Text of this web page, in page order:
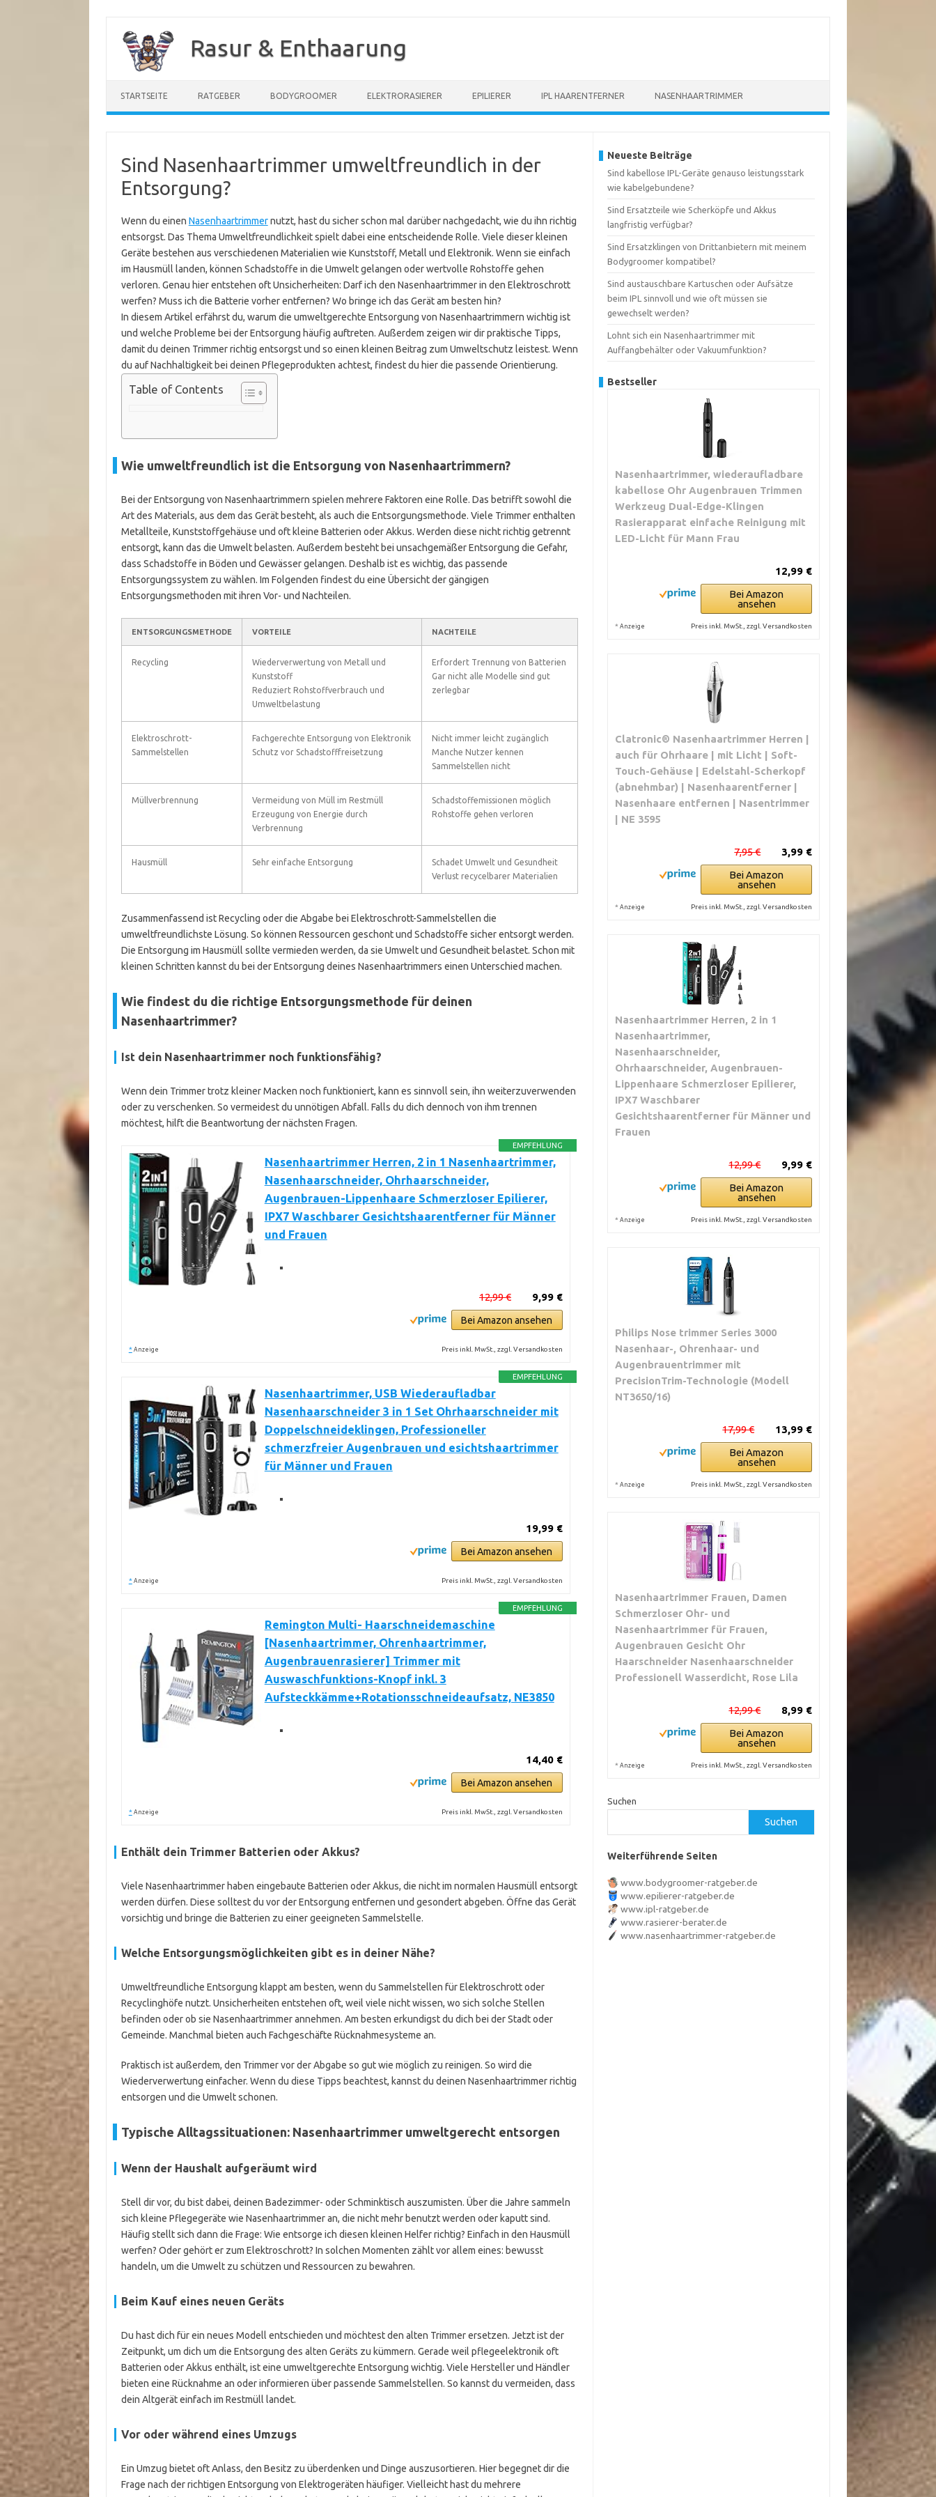
Inhalt
springen
Rasur & Enthaarung
STARTSEITE RATGEBER BODYGROOMER ELEKTRORASIERER EPILIERER IPL HAARENTFERNER NASENHAARTRIMMER
Sind Nasenhaartrimmer umweltfreundlich in der
Entsorgung?
Wenn du einen Nasenhaartrimmernutzt, hast du sicher schon mal darüber nachgedacht, wie du ihn richtig
entsorgst. Das Thema Umweltfreundlichkeit spielt dabei eine entscheidende Rolle. Viele dieser kleinen
Geräte bestehen aus verschiedenen Materialien wie Kunststoff, Metall und Elektronik. Wenn sie einfach
im Hausmüll landen, können Schadstoffe in die Umwelt gelangen oder wertvolle Rohstoffe gehen
verloren. Genau hier entstehen oft Unsicherheiten: Darf ich den Nasenhaartrimmer in den Elektroschrott
werfen? Muss ich die Batterie vorher entfernen? Wo bringe ich das Gerät am besten hin?
In diesem Artikel erfährst du, warum die umweltgerechte Entsorgung von Nasenhaartrimmern wichtig ist
und welche Probleme bei der Entsorgung häufig auftreten. Außerdem zeigen wir dir praktische Tipps,
damit du deinen Trimmer richtig entsorgst und so einen kleinen Beitrag zum Umweltschutz leistest. Wenn
du auf Nachhaltigkeit bei deinen Pflegeprodukten achtest, findest du hier die passende Orientierung.
Table of Contents
Wie umweltfreundlich ist die Entsorgung von Nasenhaartrimmern?
Bei der Entsorgung von Nasenhaartrimmern spielen mehrere Faktoren eine Rolle. Das betrifft sowohl die
Art des Materials, aus dem das Gerät besteht, als auch die Entsorgungsmethode. Viele Trimmer enthalten
Metallteile, Kunststoffgehäuse und oft kleine Batterien oder Akkus. Werden diese nicht richtig getrennt
entsorgt, kann das die Umwelt belasten. Außerdem besteht bei unsachgemäßer Entsorgung die Gefahr,
dass Schadstoffe in Böden und Gewässer gelangen. Deshalb ist es wichtig, das passende
Entsorgungssystem zu wählen. Im Folgenden findest du eine Übersicht der gängigen
Entsorgungsmethoden mit ihren Vor- und Nachteilen.
ENTSORGUNGSMETHODE VORTEILE NACHTEILE
Recycling
Wiederverwertung von Metall und
Kunststoff
Reduziert Rohstoffverbrauch und
Umweltbelastung
Erfordert Trennung von Batterien
Gar nicht alle Modelle sind gut
zerlegbar
Elektroschrott-
Sammelstellen
Fachgerechte Entsorgung von Elektronik
Schutz vor Schadstofffreisetzung
Nicht immer leicht zugänglich
Manche Nutzer kennen
Sammelstellen nicht
Müllverbrennung
Vermeidung von Müll im Restmüll
Erzeugung von Energie durch
Verbrennung
Schadstoffemissionen möglich
Rohstoffe gehen verloren
Hausmüll Sehr einfache Entsorgung
Schadet Umwelt und Gesundheit
Verlust recycelbarer Materialien
Zusammenfassend ist Recycling oder die Abgabe bei Elektroschrott-Sammelstellen die
umweltfreundlichste Lösung. So können Ressourcen geschont und Schadstoffe sicher entsorgt werden.
Die Entsorgung im Hausmüll sollte vermieden werden, da sie Umwelt und Gesundheit belastet. Schon mit
kleinen Schritten kannst du bei der Entsorgung deines Nasenhaartrimmers einen Unterschied machen.
Wie findest du die richtige Entsorgungsmethode für deinen
Nasenhaartrimmer?
Ist dein Nasenhaartrimmer noch funktionsfähig?
Wenn dein Trimmer trotz kleiner Macken noch funktioniert, kann es sinnvoll sein, ihn weiterzuverwenden
oder zu verschenken. So vermeidest du unnötigen Abfall. Falls du dich dennoch von ihm trennen
möchtest, hilft die Beantwortung der nächsten Fragen.
EMPFEHLUNG
Nasenhaartrimmer Herren, 2 in 1 Nasenhaartrimmer,
Nasenhaarschneider, Ohrhaarschneider,
Augenbrauen-Lippenhaare Schmerzloser Epilierer,
IPX7 Waschbarer Gesichtshaarentferner für Männer
und Frauen
9,99 €
12,99 €
Bei Amazon ansehen
* Anzeige Preis inkl. MwSt., zzgl. Versandkosten
EMPFEHLUNG
Nasenhaartrimmer, USB Wiederaufladbar
Nasenhaarschneider 3 in 1 Set Ohrhaarschneider mit
Doppelschneideklingen, Professioneller
schmerzfreier Augenbrauen und esichtshaartrimmer
für Männer und Frauen
19,99 €
Bei Amazon ansehen
* Anzeige Preis inkl. MwSt., zzgl. Versandkosten
EMPFEHLUNG
Remington Multi- Haarschneidemaschine
[Nasenhaartrimmer, Ohrenhaartrimmer,
Augenbrauenrasierer] Trimmer mit
Auswaschfunktions-Knopf inkl. 3
Aufsteckkämme+Rotationsschneideaufsatz, NE3850
14,40 €
Bei Amazon ansehen
* Anzeige Preis inkl. MwSt., zzgl. Versandkosten
Enthält dein Trimmer Batterien oder Akkus?
Viele Nasenhaartrimmer haben eingebaute Batterien oder Akkus, die nicht im normalen Hausmüll entsorgt
werden dürfen. Diese solltest du vor der Entsorgung entfernen und gesondert abgeben. Öffne das Gerät
vorsichtig und bringe die Batterien zu einer geeigneten Sammelstelle.
Welche Entsorgungsmöglichkeiten gibt es in deiner Nähe?
Umweltfreundliche Entsorgung klappt am besten, wenn du Sammelstellen für Elektroschrott oder
Recyclinghöfe nutzt. Unsicherheiten entstehen oft, weil viele nicht wissen, wo sich solche Stellen
befinden oder ob sie Nasenhaartrimmer annehmen. Am besten erkundigst du dich bei der Stadt oder
Gemeinde. Manchmal bieten auch Fachgeschäfte Rücknahmesysteme an.
Praktisch ist außerdem, den Trimmer vor der Abgabe so gut wie möglich zu reinigen. So wird die
Wiederverwertung einfacher. Wenn du diese Tipps beachtest, kannst du deinen Nasenhaartrimmer richtig
entsorgen und die Umwelt schonen.
Typische Alltagssituationen: Nasenhaartrimmer umweltgerecht entsorgen
Wenn der Haushalt aufgeräumt wird
Stell dir vor, du bist dabei, deinen Badezimmer- oder Schminktisch auszumisten. Über die Jahre sammeln
sich kleine Pflegegeräte wie Nasenhaartrimmer an, die nicht mehr benutzt werden oder kaputt sind.
Häufig stellt sich dann die Frage: Wie entsorge ich diesen kleinen Helfer richtig? Einfach in den Hausmüll
werfen? Oder gehört er zum Elektroschrott? In solchen Momenten zählt vor allem eines: bewusst
handeln, um die Umwelt zu schützen und Ressourcen zu bewahren.
Beim Kauf eines neuen Geräts
Du hast dich für ein neues Modell entschieden und möchtest den alten Trimmer ersetzen. Jetzt ist der
Zeitpunkt, um dich um die Entsorgung des alten Geräts zu kümmern. Gerade weil pflegeelektronik oft
Batterien oder Akkus enthält, ist eine umweltgerechte Entsorgung wichtig. Viele Hersteller und Händler
bieten eine Rücknahme an oder informieren über passende Sammelstellen. So kannst du vermeiden, dass
dein Altgerät einfach im Restmüll landet.
Vor oder während eines Umzugs
Ein Umzug bietet oft Anlass, den Besitz zu überdenken und Dinge auszusortieren. Hier begegnet dir die
Frage nach der richtigen Entsorgung von Elektrogeräten häufiger. Vielleicht hast du mehrere
Neueste Beiträge
Sind kabellose IPL-Geräte genauso leistungsstark
wie kabelgebundene?
Sind Ersatzteile wie Scherköpfe und Akkus
langfristig verfügbar?
Sind Ersatzklingen von Drittanbietern mit meinem
Bodygroomer kompatibel?
Sind austauschbare Kartuschen oder Aufsätze
beim IPL sinnvoll und wie oft müssen sie
gewechselt werden?
Lohnt sich ein Nasenhaartrimmer mit
Auffangbehälter oder Vakuumfunktion?
Bestseller
Nasenhaartrimmer, wiederaufladbare
kabellose Ohr Augenbrauen Trimmen
Werkzeug Dual-Edge-Klingen
Rasierapparat einfache Reinigung mit
LED-Licht für Mann Frau
12,99 €
Bei Amazon
ansehen
* Anzeige Preis inkl. MwSt., zzgl. Versandkosten
Clatronic® Nasenhaartrimmer Herren |
auch für Ohrhaare | mit Licht | Soft-
Touch-Gehäuse | Edelstahl-Scherkopf
(abnehmbar) | Nasenhaarentferner |
Nasenhaare entfernen | Nasentrimmer
| NE 3595
3,99 €
7,95 €
Bei Amazon
ansehen
* Anzeige Preis inkl. MwSt., zzgl. Versandkosten
Nasenhaartrimmer Herren, 2 in 1
Nasenhaartrimmer,
Nasenhaarschneider,
Ohrhaarschneider, Augenbrauen-
Lippenhaare Schmerzloser Epilierer,
IPX7 Waschbarer
Gesichtshaarentferner für Männer und
Frauen
9,99 €
12,99 €
Bei Amazon
ansehen
* Anzeige Preis inkl. MwSt., zzgl. Versandkosten
Philips Nose trimmer Series 3000
Nasenhaar-, Ohrenhaar- und
Augenbrauentrimmer mit
PrecisionTrim-Technologie (Modell
NT3650/16)
13,99 €
17,99 €
Bei Amazon
ansehen
* Anzeige Preis inkl. MwSt., zzgl. Versandkosten
Nasenhaartrimmer Frauen, Damen
Schmerzloser Ohr- und
Nasenhaartrimmer für Frauen,
Augenbrauen Gesicht Ohr
Haarschneider Nasenhaarschneider
Professionell Wasserdicht, Rose Lila
8,99 €
12,99 €
Bei Amazon
ansehen
* Anzeige Preis inkl. MwSt., zzgl. Versandkosten
Suchen
Suchen
Weiterführende Seiten
www.bodygroomer-ratgeber.de
www.epilierer-ratgeber.de
www.ipl-ratgeber.de
www.rasierer-berater.de
www.nasenhaartrimmer-ratgeber.de